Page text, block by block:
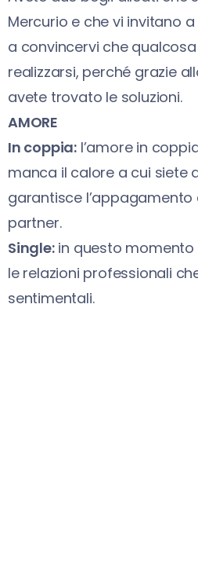
Mercurio e che vi invitano
a convincervi che
realizzarsi, perché grazie
avete trovato le soluzioni.
AMORE
In coppia: l’amore in
manca il calore a cui siete
garantisce l’appagamento
partner.
Single:in questo momento
le relazioni professionali
sentimentali.